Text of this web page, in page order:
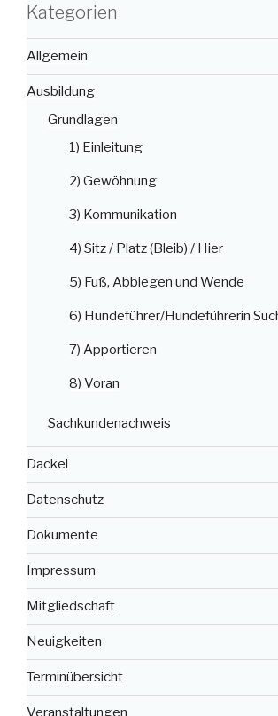
Kategorien
Allgemein
Ausbildung
Grundlagen
1) Einleitung
2) Gewöhnung
3) Kommunikation
4) Sitz / Platz (Bleib) / Hier
5) Fuß, Abbiegen und Wende
6) Hundeführer/Hundeführerin
7) Apportieren
8) Voran
Sachkundenachweis
Dackel
Datenschutz
Dokumente
Impressum
Mitgliedschaft
Neuigkeiten
Terminübersicht
Veranstaltungen